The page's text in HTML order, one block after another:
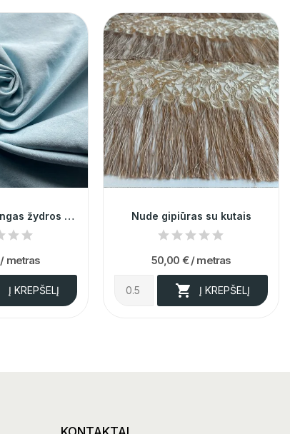
Itališkas, elastingas žydros spalvos džinsas
/ metras
Į KREPŠELĮ
Nude gipiūras su kutais
50,00 € / metras
 Į KREPŠELĮ